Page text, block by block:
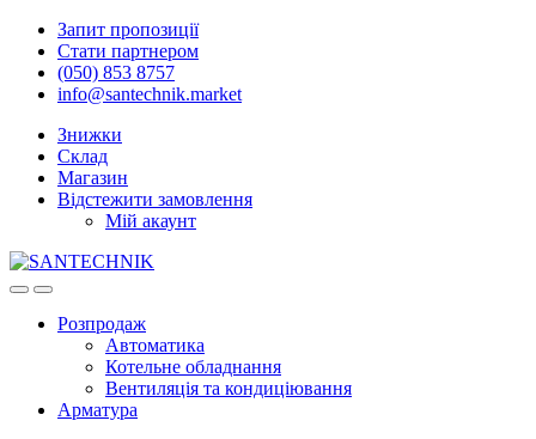
Skip
navigation
Skip
content
Запит пропозиції
Стати партнером
(050) 853 8757
info@santechnik.market
Знижки
Склад
Магазин
Відстежити замовлення
Мій акаунт
OpenClose
Розпродаж
Автоматика
Котельне обладнання
Вентиляція та кондиціювання
Арматура